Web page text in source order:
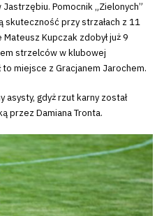
Pomocnik „Zielonych”
przy strzałach z 11
Kupczak zdobył już 9
strzelców w klubowej
miejsce z Gracjanem Jarochem.
asysty, gdyż rzut karny został
przez Damiana Tronta.